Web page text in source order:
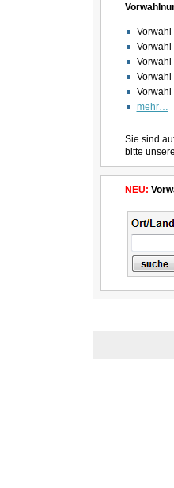
Vorwahl
Vorwahl
Vorwahl
Vorwahl
mehr…
Sie sind
bitte unsere
NEU: